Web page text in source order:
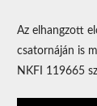
Az elhangzott
csatornáján is
NKFI 119665